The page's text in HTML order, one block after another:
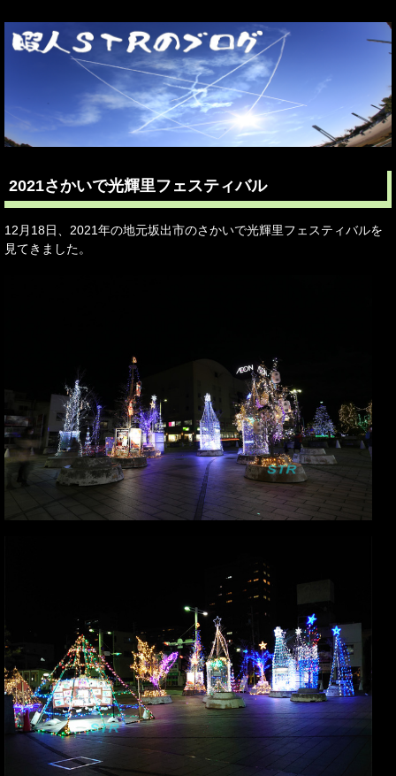
2021さかいで光輝里フェスティバル
12月18日、2021年の地元坂出市のさかいで光輝里フェスティバルを
見てきました。